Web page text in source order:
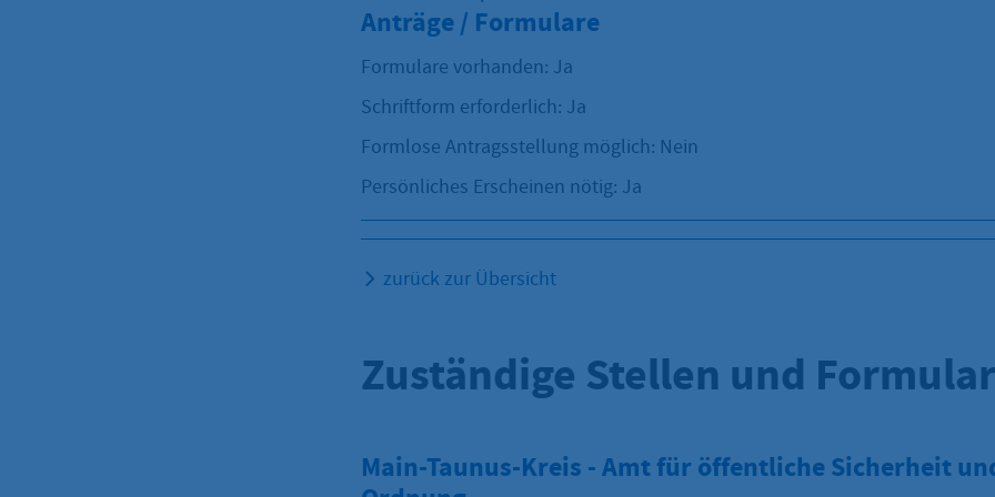
Anträge / Formulare
Formulare vorhanden: Ja
Schriftform erforderlich: Ja
Formlose Antragsstellung möglich: Nein
Persönliches Erscheinen nötig: Ja
zurück zur Übersicht
Zuständige Stellen und
Main-Taunus-Kreis - Amt für öffentliche Sicherheit